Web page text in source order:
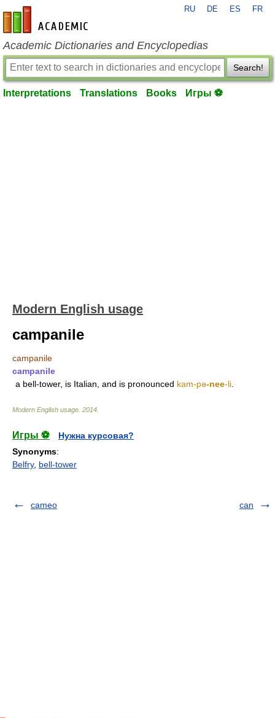
en-academic.com
RU DE ES FR
Academic Dictionaries and Encyclopedias
Search!
Interpretations Translations Books Игры ⚽
Modern English usage
campanile
campanile
campanile
a bell-tower, is Italian, and is pronounced kam-pǝ-nee-li
Modern English usage 2014
Игры ⚽
Нужна курсовая?
Synonyms:
Belfry, bell-tower
cameo can